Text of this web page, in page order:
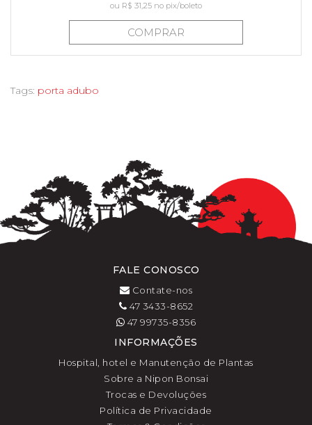
ou R$ 31,25 no pix/boleto
COMPRAR
Tags: porta adubo
FALE CONOSCO
Contate-nos
47 3433-8652
47 99735-8356
INFORMAÇÕES
Hospital, hotel e Manutenção de Plantas
Sobre a Nipon Bonsai
Trocas e Devoluções
Política de Privacidade